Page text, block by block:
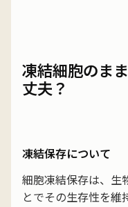
凍結細胞のま
丈夫？
凍結保存について
細胞凍結保存は、生
とでその生存性を維